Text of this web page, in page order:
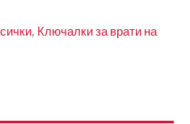
, Ключалки за врати на